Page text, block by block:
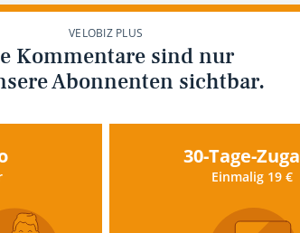
VELOBIZ PLUS
Kommentare sind nur
Abonnenten sichtbar.
30-Tage-
Einmalig 19 €